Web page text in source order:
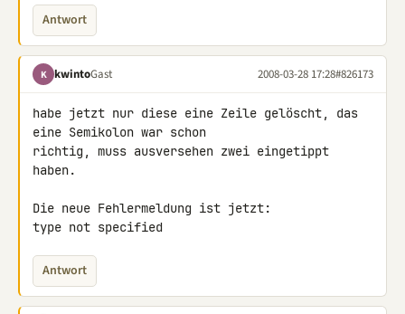
Antwort
K kwintoGast 2008-03-28 17:28#826173
habe jetzt nur diese eine Zeile gelöscht, das
eine Semikolon war schon
richtig, muss ausversehen zwei eingetippt
haben.
Die neue Fehlermeldung ist jetzt:
type not specified
Antwort